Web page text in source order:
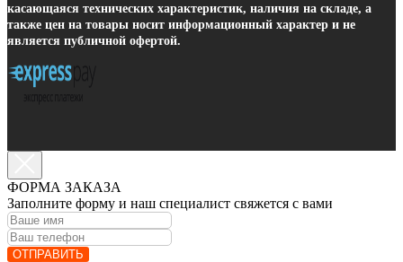
касающаяся технических характеристик, наличия на складе, а
также цен на товары носит информационный характер и не
является публичной офертой.
ФОРМА ЗАКАЗА
Заполните форму и наш специалист свяжется с вами
ОТПРАВИТЬ